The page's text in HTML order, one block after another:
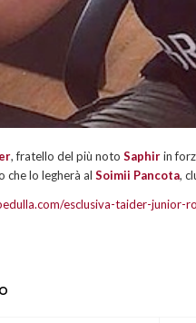
, fratello del più notoSaphirin
che lo legherà alSoimii Pancota,
esclusiva-taider-junior-